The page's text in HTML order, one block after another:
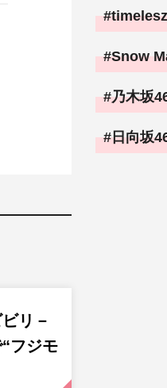
リ－
フジモ
timelesz
Snow
乃木坂
日向坂